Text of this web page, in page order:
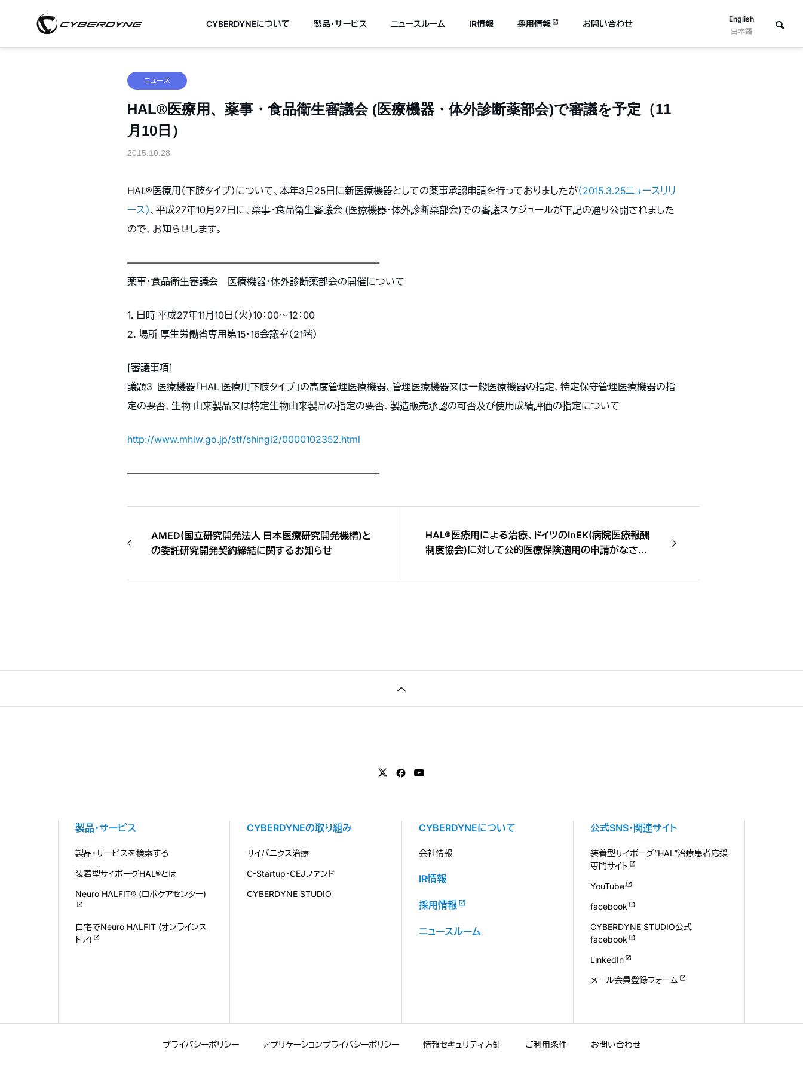
English
日本語
CYBERDYNEについて 製品・サービス ニュースルーム IR情報 採用情報 お問い合わせ
ニュース
HAL®医療用、薬事・食品衛生審議会 (医療機器・体外診断薬部会)で審議を予定（11
月10日）
2015.10.28
HAL®医療用（下肢タイプ）について、本年3月25日に新医療機器としての薬事承認申請を行っておりましたが（2015.3.25ニュースリリ
ース）、平成27年10月27日に、薬事・食品衛生審議会 (医療機器・体外診断薬部会)での審議スケジュールが下記の通り公開されました
ので、お知らせします。
——————————————————————————-
薬事・食品衛生審議会 医療機器・体外診断薬部会の開催について
1．日時 平成27年11月10日（火）10：00～12：00
2．場所 厚生労働省専用第15・16会議室（21階）
[審議事項]
議題3 医療機器「HAL 医療用下肢タイプ」の高度管理医療機器、管理医療機器又は一般医療機器の指定、特定保守管理医療機器の指
定の要否、生物 由来製品又は特定生物由来製品の指定の要否、製造販売承認の可否及び使用成績評価の指定について
http://www.mhlw.go.jp/stf/shingi2/0000102352.html
——————————————————————————-
AMED(国立研究開発法人 日本医療研究開発機構)と
の委託研究開発契約締結に関するお知らせ
HAL®医療用による治療、ドイツのInEK(病院医療報酬
制度協会)に対して公的医療保険適用の申請がなされ
療保険適用へ〜
製品・サービス
製品・サービスを検索する
装着型サイボーグHAL®とは
Neuro HALFIT® (ロボケアセンター)
自宅でNeuro HALFIT (オンラインス
トア)
CYBERDYNEの取り組み
サイバニクス治療
C-Startup・CEJファンド
CYBERDYNE STUDIO
CYBERDYNEについて
会社情報
IR情報
採用情報
ニュースルーム
公式SNS・関連サイト
装着型サイボーグ”HAL”治療患者応援
専門サイト
YouTube
facebook
CYBERDYNE STUDIO公式
facebook
LinkedIn
メール会員登録フォーム
プライバシーポリシー アプリケーションプライバシーポリシー 情報セキュリティ方針 ご利用条件 お問い合わせ